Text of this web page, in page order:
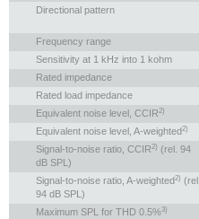
Directional pattern
Frequency range
Sensitivity at 1 kHz into 1 kohm
Rated impedance
Rated load impedance
Equivalent noise level, CCIR2)
Equivalent noise level, A-weighted2)
Signal-to-noise ratio, CCIR2) (rel. 94
dB SPL)
Signal-to-noise ratio, A-weighted2) (rel.
94 dB SPL)
Maximum SPL for THD 0.5%3)